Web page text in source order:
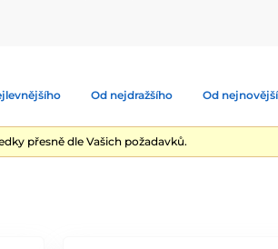
Od nejdražšího Od
přesně dle Vašich požadavků.